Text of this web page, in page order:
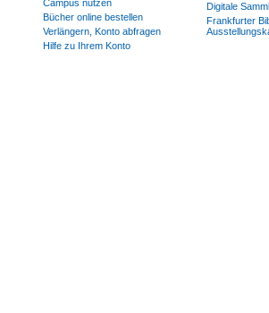
Campus nutzen
Bücher online bestellen
Verlängern, Konto abfragen
Hilfe zu Ihrem Konto
Digitale
Frankfurter